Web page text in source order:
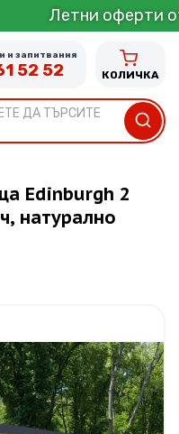
от 1 до 31 Юли
ДА ТЪРСИТЕ
и запитвания
52 52 КОЛИЧКА
Edinburgh 2
натурално